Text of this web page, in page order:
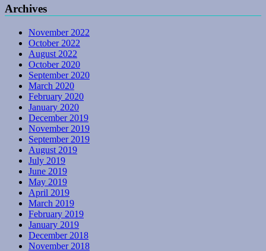
Archives
November 2022
October 2022
August 2022
October 2020
September 2020
March 2020
February 2020
January 2020
December 2019
November 2019
September 2019
August 2019
July 2019
June 2019
May 2019
April 2019
March 2019
February 2019
January 2019
December 2018
November 2018